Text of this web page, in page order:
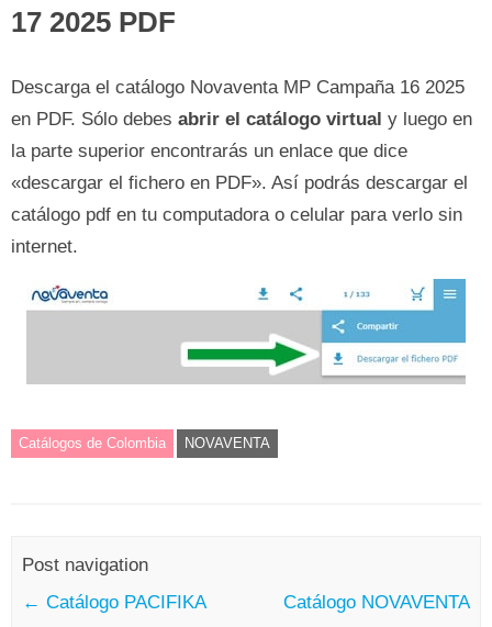
17 2025 PDF
Descarga el catálogo Novaventa MP Campaña 16 2025
en PDF. Sólo debes abrir el catálogo virtual y luego en
la parte superior encontrarás un enlace que dice
«descargar el fichero en PDF». Así podrás descargar el
catálogo pdf en tu computadora o celular para verlo sin
internet.
Catálogos de Colombia NOVAVENTA
Post navigation
← Catálogo PACIFIKA
Catálogo NOVAVENTA